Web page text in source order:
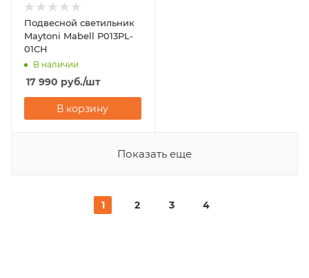
Подвесной светильник
Maytoni Mabell P013PL-
01CH
В наличии
17 990 руб./шт
В корзину
Показать еще
1 2 3 4